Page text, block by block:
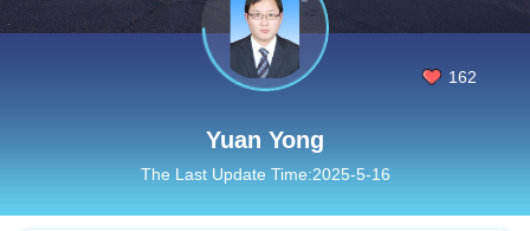
162
Yuan Yong
The Last Update Time:2025-5-16